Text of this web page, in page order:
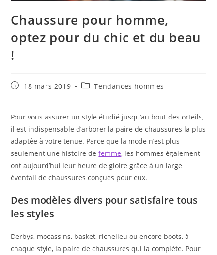
Chaussure pour homme,
optez pour du chic et du beau
!
Publication
18 mars 2019
PostTendances hommes
Pour vous assurer un style étudié jusqu’au bout des orteils,
il est indispensable d’arborer la paire de chaussures la plus
adaptée à votre tenue. Parce que la mode n’est plus
seulement une histoire defemme, les hommes également
ont aujourd’hui leur heure de gloire grâce à un large
éventail de chaussures conçues pour eux.
Des modèles divers pour satisfaire tous
les styles
Derbys, mocassins, basket, richelieu ou encore boots, à
chaque style, la paire de chaussures qui la complète. Pour